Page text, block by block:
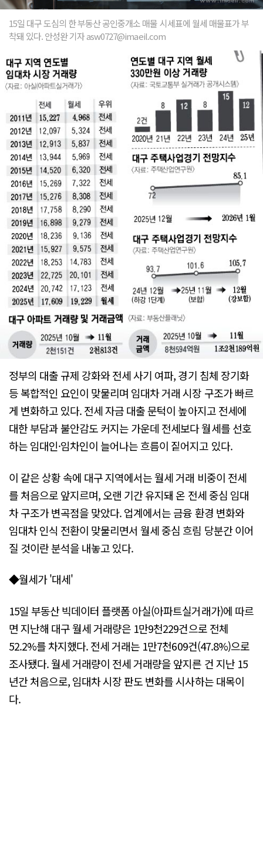
15일 대구 도심의 한 부동산 공인중개소 매물 시세표에 월세 매물표가 부
착돼 있다. 안성완 기자 asw0727@imaeil.com
정부의 대출 규제 강화와 전세 사기 여파, 경기 침체 장기화
등 복합적인 요인이 맞물리며 임대차 거래 시장 구조가 빠르
게 변화하고 있다. 전세 자금 대출 문턱이 높아지고 전세에
대한 부담과 불안감도 커지는 가운데 전세보다 월세를 선호
하는 임대인·임차인이 늘어나는 흐름이 짙어지고 있다.
이 같은 상황 속에 대구 지역에서는 월세 거래 비중이 전세
를 처음으로 앞지르며, 오랜 기간 유지돼 온 전세 중심 임대
차 구조가 변곡점을 맞았다. 업계에서는 금융 환경 변화와
임대차 인식 전환이 맞물리면서 월세 중심 흐림 당분간 이어
질 것이란 분석을 내놓고 있다.
◆월세가 '대세'
15일 부동산 빅데이터 플랫폼 아실(아파트실거래가)에 따르
면 지난해 대구 월세 거래량은 1만9천229건으로 전체
52.2%를 차지했다. 전세 거래는 1만7천609건(47.8%)으로
조사됐다. 월세 거래량이 전세 거래량을 앞지른 건 지난 15
년간 처음으로, 임대차 시장 판도 변화를 시사하는 대목이
다.